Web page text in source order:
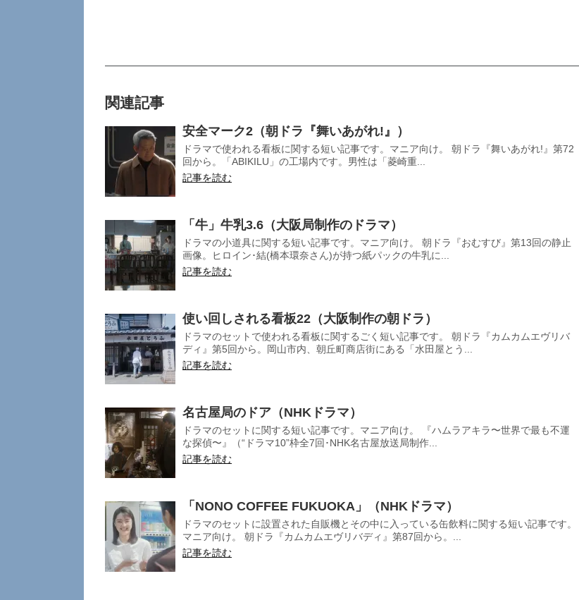
関連記事
安全マーク2（朝ドラ『舞いあがれ!』）
ドラマで使われる看板に関する短い記事です。マニア向け。 朝ドラ『舞いあがれ!』第72
回から。「ABIKILU」の工場内です。男性は「菱崎重...
記事を読む
「牛」牛乳3.6（大阪局制作のドラマ）
ドラマの小道具に関する短い記事です。マニア向け。 朝ドラ『おむすび』第13回の静止
画像。ヒロイン･結(橋本環奈さん)が持つ紙パックの牛乳に...
記事を読む
使い回しされる看板22（大阪制作の朝ドラ）
ドラマのセットで使われる看板に関するごく短い記事です。 朝ドラ『カムカムエヴリバ
ディ』第5回から。岡山市内、朝丘町商店街にある「水田屋とう...
記事を読む
名古屋局のドア（NHKドラマ）
ドラマのセットに関する短い記事です。マニア向け。 『ハムラアキラ〜世界で最も不運
な探偵〜』（“ドラマ10”枠全7回･NHK名古屋放送局制作...
記事を読む
「NONO COFFEE FUKUOKA」（NHKドラマ）
ドラマのセットに設置された自販機とその中に入っている缶飲料に関する短い記事です。
マニア向け。 朝ドラ『カムカムエヴリバディ』第87回から。...
記事を読む